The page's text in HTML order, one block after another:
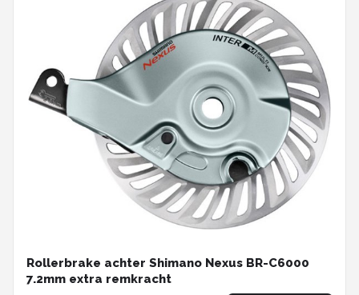
Rollerbrake achter Shimano Nexus BR-C6000
7.2mm extra remkracht